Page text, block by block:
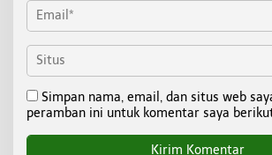
Simpan nama, email, dan situs web
peramban ini untuk komentar saya